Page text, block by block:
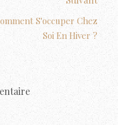
S'occuper Chez
Soi En Hiver ?